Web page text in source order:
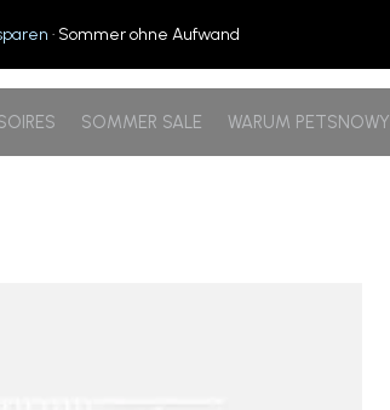
· Sommer ohne Aufwand
SOMMER SALE WARUM PETSNOWY